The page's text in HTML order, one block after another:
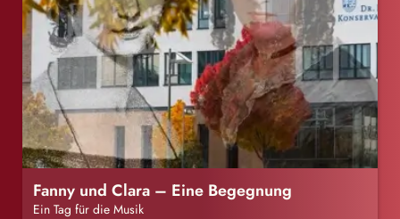
Fanny und Clara – Eine Begegnung
Ein Tag für die Musik